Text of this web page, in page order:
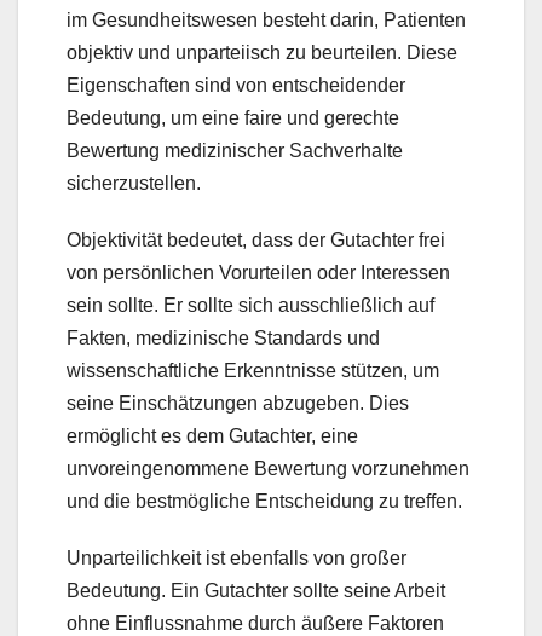
im Gesundheitswesen besteht darin, Patienten
objektiv und unparteiisch zu beurteilen. Diese
Eigenschaften sind von entscheidender
Bedeutung, um eine faire und gerechte
Bewertung medizinischer Sachverhalte
sicherzustellen.
Objektivität bedeutet, dass der Gutachter frei
von persönlichen Vorurteilen oder Interessen
sein sollte. Er sollte sich ausschließlich auf
Fakten, medizinische Standards und
wissenschaftliche Erkenntnisse stützen, um
seine Einschätzungen abzugeben. Dies
ermöglicht es dem Gutachter, eine
unvoreingenommene Bewertung vorzunehmen
und die bestmögliche Entscheidung zu treffen.
Unparteilichkeit ist ebenfalls von großer
Bedeutung. Ein Gutachter sollte seine Arbeit
ohne Einflussnahme durch äußere Faktoren